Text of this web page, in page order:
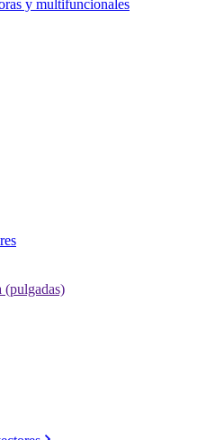
y multifuncionales
(pulgadas)